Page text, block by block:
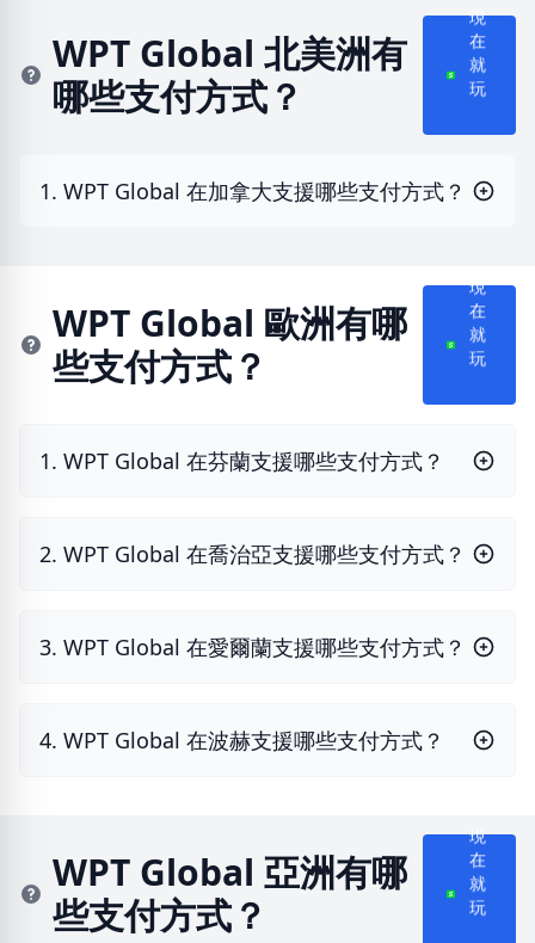
WPT Global 北美洲有
哪些支付方式？
現
在
就
玩
1. WPT Global 在加拿大支援哪些支付方式？
WPT Global 歐洲有哪
些支付方式？
現
在
就
玩
1. WPT Global 在芬蘭支援哪些支付方式？
2. WPT Global 在喬治亞支援哪些支付方式？
3. WPT Global 在愛爾蘭支援哪些支付方式？
4. WPT Global 在波赫支援哪些支付方式？
WPT Global 亞洲有哪
些支付方式？
現
在
就
玩